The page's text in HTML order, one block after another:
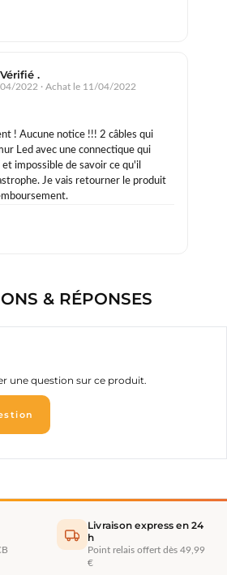
.
2022 · Achat le 11/04/2022
! Aucune notice !!! 2 câbles qui
Led avec une connectique qui
impossible de savoir ce qu'il
Je vais retourner le produit
& RÉPONSES
une question sur ce produit.
Livraison express en 24
h
Point relais offert dès 49,99
€